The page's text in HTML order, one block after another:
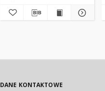
DANE KONTAKTOWE